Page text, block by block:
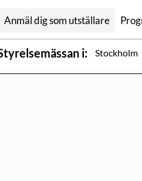
Anmäl dig som utställare
i: Stockholm